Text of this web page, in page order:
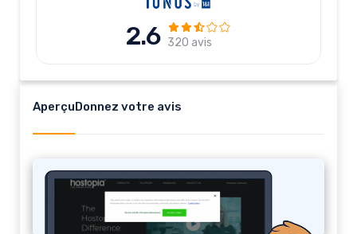
2.6 320 avis
Aperçu Donnez votre avis
Hostopia.com